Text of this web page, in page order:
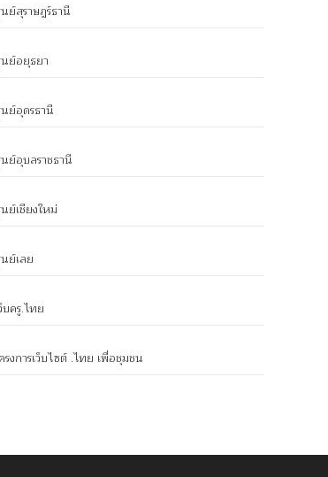
ย์สุราษฎร์ธานี
ย์อยุธยา
ย์อุดรธานี
ย์อุบลราชธานี
ย์เชียงใหม่
ย์เลย
บครู.ไทย
รงการเว็บไซต์ .ไทย เพื่อชุมชน